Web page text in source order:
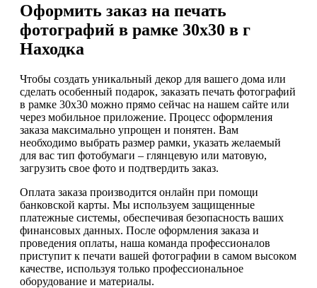
Оформить заказ на печать
фотографий в рамке 30х30 в г
Находка
Чтобы создать уникальный декор для вашего дома или
сделать особенный подарок, заказать печать фотографий
в рамке 30х30 можно прямо сейчас на нашем сайте или
через мобильное приложение. Процесс оформления
заказа максимально упрощен и понятен. Вам
необходимо выбрать размер рамки, указать желаемый
для вас тип фотобумаги – глянцевую или матовую,
загрузить свое фото и подтвердить заказ.
Оплата заказа производится онлайн при помощи
банковской карты. Мы используем защищенные
платежные системы, обеспечивая безопасность ваших
финансовых данных. После оформления заказа и
проведения оплаты, наша команда профессионалов
приступит к печати вашей фотографии в самом высоком
качестве, используя только профессиональное
оборудование и материалы.